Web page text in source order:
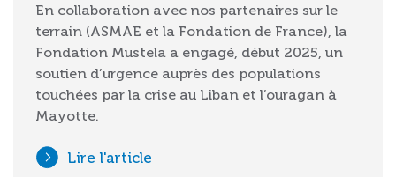
En collaboration avec nos partenaires sur le
terrain (ASMAE et la Fondation de France), la
Fondation Mustela a engagé, début 2025, un
soutien d’urgence auprès des populations
touchées par la crise au Liban et l’ouragan à
Mayotte.
Lire l'article